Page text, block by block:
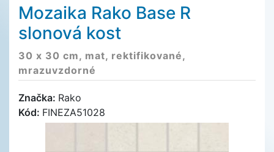
Mozaika Rako Base R
slonová kost
30 x 30 cm, mat, rektifikované,
mrazuvzdorné
Značka: Rako
Kód: FINEZA51028